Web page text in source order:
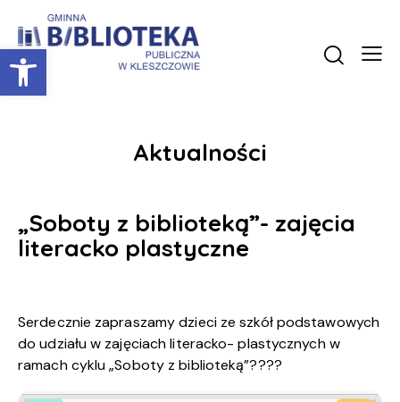
Otwórz pasek narzędzi
Aktualności
„Soboty z biblioteką”- zajęcia
literacko plastyczne
Serdecznie zapraszamy dzieci ze szkół podstawowych
do udziału w zajęciach literacko- plastycznych w
ramach cyklu „Soboty z biblioteką”????